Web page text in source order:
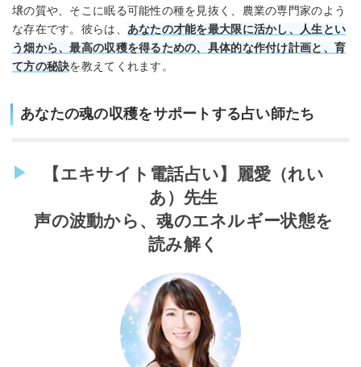
壌の質や、そこに眠る可能性の種を見抜く、農業の専門家のよう
な存在です。彼らは、 あなたの才能を最大限に活かし、人生とい
う畑から、最高の収穫を得るための、具体的な作付け計画と、育
て方の秘訣を教えてくれます。
あなたの魂の収穫をサポートする占い師たち
【エキサイト電話占い】麗愛（れい
あ）先生
声の波動から、魂のエネルギー状態を
読み解く